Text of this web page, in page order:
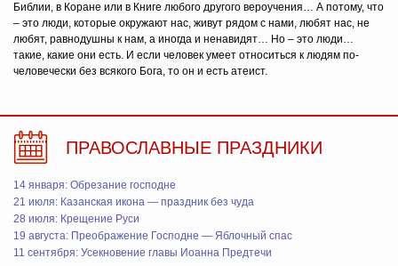
Библии, в Коране или в Книге любого другого вероучения… А потому, что
– это люди, которые окружают нас, живут рядом с нами, любят нас, не
любят, равнодушны к нам, а иногда и ненавидят… Но – это люди…
такие, какие они есть. И если человек умеет относиться к людям по-
человечески без всякого Бога, то он и есть атеист.
ПРАВОСЛАВНЫЕ ПРАЗДНИКИ
14 января: Обрезание господне
21 июля: Казанская икона — праздник без чуда
28 июля: Крещение Руси
19 августа: Преображение Господне — Яблочный спас
11 сентября: Усекновение главы Иоанна Предтечи